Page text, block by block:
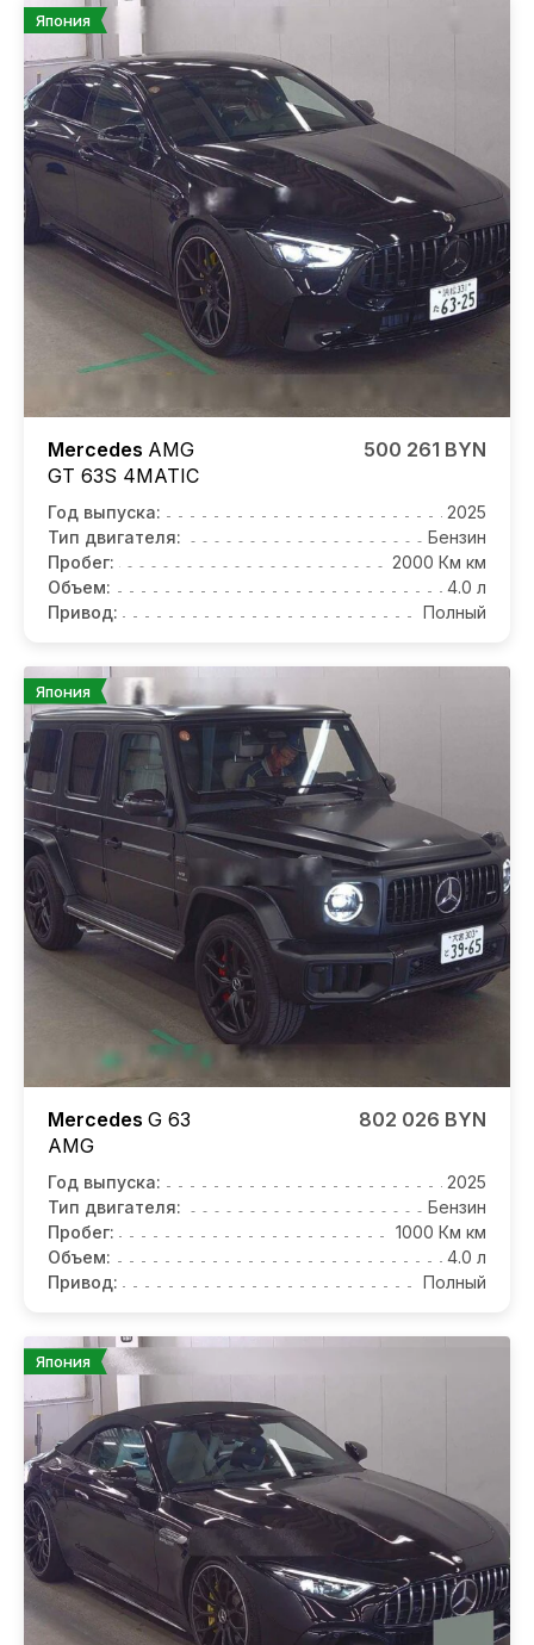
Япония
Mercedes AMG
GT 63S 4MATIC
500 261 BYN
Год выпуска:
2025
Тип двигателя:
Бензин
Пробег:
2000 Км км
Объем:
4.0 л
Привод:
Полный
Япония
Mercedes G 63
AMG
802 026 BYN
Год выпуска:
2025
Тип двигателя:
Бензин
Пробег:
1000 Км км
Объем:
4.0 л
Привод:
Полный
Япония